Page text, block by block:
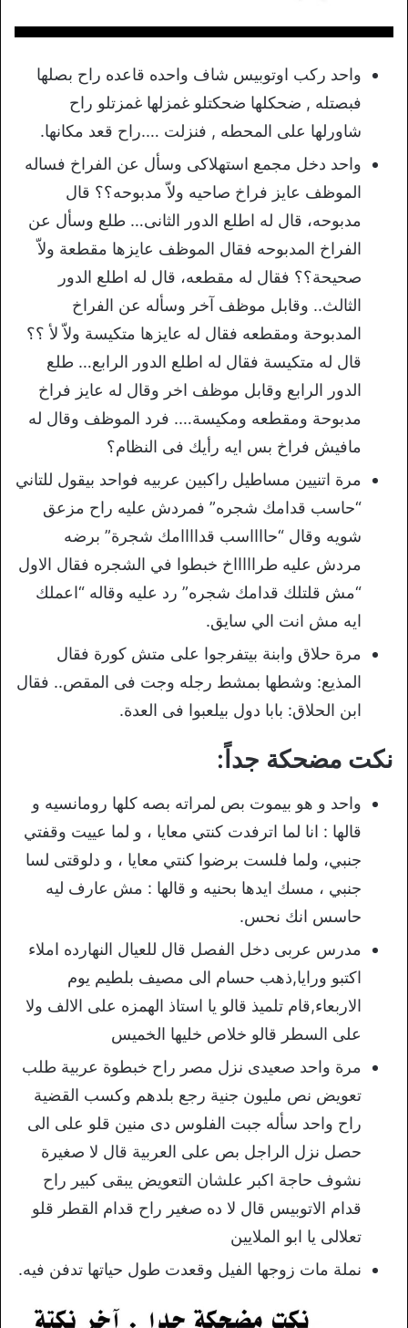
واحد ركب اوتوبيس شاف واحده قاعده راح بصلها
فبصتله , ضحكلها ضحكتلو غمزلها غمزتلو راح
شاورلها على المحطه , فنزلت ….راح قعد مكانها.
واحد دخل مجمع استهلاكى وسأل عن الفراخ فساله
الموظف عايز فراخ صاحيه ولاّ مدبوحه؟؟ قال
مدبوحه، قال له اطلع الدور الثانى… طلع وسأل عن
الفراخ المدبوحه فقال الموظف عايزها مقطعة ولاّ
صحيحة؟؟ فقال له مقطعه، قال له اطلع الدور
الثالث.. وقابل موظف آخر وسأله عن الفراخ
المدبوحة ومقطعه فقال له عايزها متكيسة ولاّ لأ ؟؟
قال له متكيسة فقال له اطلع الدور الرابع… طلع
الدور الرابع وقابل موظف اخر وقال له عايز فراخ
مدبوحة ومقطعه ومكيسة…. فرد الموظف وقال له
مافيش فراخ بس ايه رأيك فى النظام؟
مرة اتنيين مساطيل راكبين عربيه فواحد بيقول للتاني
“حاسب قدامك شجره” فمردش عليه راح مزعق
شويه وقال “حااااسب قداااامك شجرة” برضه
مردش عليه طراااااخ خبطوا في الشجره فقال الاول
“مش قلتلك قدامك شجره” رد عليه وقاله “اعملك
ايه مش انت الي سايق.
مرة حلاق وابنة بيتفرجوا على متش كورة فقال
المذيع: وشطها بمشط رجله وجت فى المقص.. فقال
ابن الحلاق: بابا دول بيلعبوا فى العدة.
نكت مضحكة جداً:
واحد و هو بيموت بص لمراته بصه كلها رومانسيه و
قالها : انا لما اترفدت كنتي معايا ، و لما عييت وقفتي
جنبي، ولما فلست برضوا كنتي معايا ، و دلوقتى لسا
جنبي ، مسك ايدها بحنيه و قالها : مش عارف ليه
حاسس انك نحس.
مدرس عربى دخل الفصل قال للعيال النهارده املاء
اكتبو ورايا,ذهب حسام الى مصيف بلطيم يوم
الاربعاء,قام تلميذ قالو يا استاذ الهمزه على الالف ولا
على السطر قالو خلاص خليها الخميس
مرة واحد صعيدى نزل مصر راح خبطوة عربية طلب
تعويض نص مليون جنية رجع بلدهم وكسب القضية
راح واحد سأله جبت الفلوس دى منين قلو على الى
حصل نزل الراجل بص على العربية قال لا صغيرة
نشوف حاجة اكبر علشان التعويض يبقى كبير راح
قدام الاتوبيس قال لا ده صغير راح قدام القطر قلو
تعلالى يا ابو الملايين
نملة مات زوجها الفيل وقعدت طول حياتها تدفن فيه.